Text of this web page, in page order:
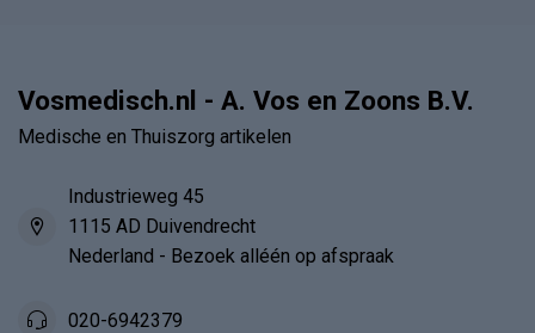
Vosmedisch.nl - A. Vos en Zoons B.V.
Medische en Thuiszorg artikelen
Industrieweg 45
1115 AD Duivendrecht
Nederland - Bezoek alléén op afspraak
020-6942379